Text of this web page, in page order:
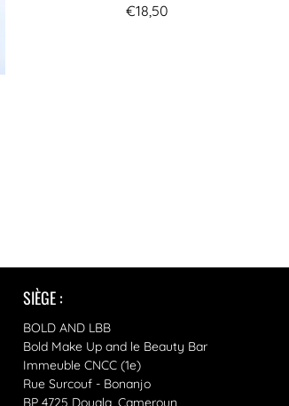
€18,50
SIÈGE :
BOLD AND LBB
Bold Make Up and le Beauty Bar
Immeuble CNCC (1e)
Rue Surcouf - Bonanjo
BP 4725 Douala, Cameroun